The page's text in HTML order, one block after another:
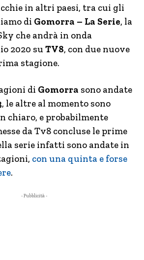
in altri paesi, tra cui gli
di Gomorra – La Serie, la
che andrà in onda
2020 su TV8, con due nuove
stagione.
di Gomorra sono andate
, le altre al momento sono
chiaro, e probabilmente
da Tv8 concluse le prime
serie infatti sono andate in
con una quinta e forse
.
- Pubblicità -